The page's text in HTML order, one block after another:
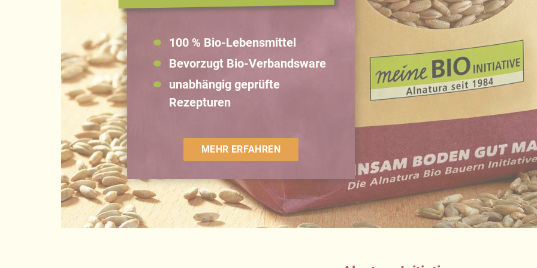
100 % Bio-Lebensmittel
Bevorzugt Bio-Verbandsware
unabhängig geprüfte
Rezepturen
MEHR ERFAHREN